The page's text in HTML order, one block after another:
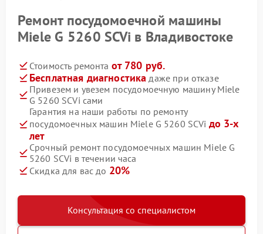
Ремонт посудомоечной машины
Miele G 5260 SCVi в Владивостоке
Стоимость ремонта от 780 руб.
Бесплатная диагностика даже при отказе
Привезем и увезем посудомоечную машину Miele
G 5260 SCVi сами
Гарантия на наши работы по ремонту
посудомоечных машин Miele G 5260 SCVi до 3-х
лет
Срочный ремонт посудомоечных машин Miele G
5260 SCVi в течении часа
Скидка для вас до 20%
Консультация со специалистом